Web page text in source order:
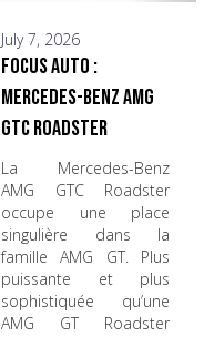
July 7, 2026
Focus Auto :
Mercedes-Benz AMG
GTC Roadster
La Mercedes-Benz
AMG GTC Roadster
occupe une place
singulière dans la
famille AMG GT. Plus
puissante et plus
sophistiquée qu’une
AMG GT Roadster